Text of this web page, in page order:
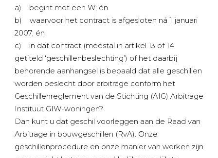
a) begint met een W; én
b) waarvoor het contract is afgesloten ná 1 januari
2007; én
c) in dat contract (meestal in artikel 13 of 14
getiteld ‘geschillenbeslechting’) of het daarbij
behorende aanhangsel is bepaald dat alle geschillen
worden beslecht door arbitrage conform het
Geschillenreglement van de Stichting (AIG) Arbitrage
Instituut GIW-woningen?
Dan kunt u dat geschil voorleggen aan de Raad van
Arbitrage in bouwgeschillen (RvA). Onze
geschillenprocedure en onze manier van werken zijn